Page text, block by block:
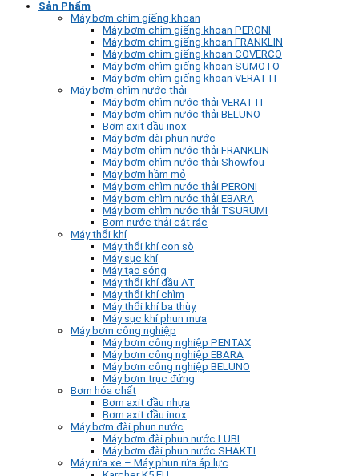
Sản Phẩm
Máy bơm chìm giếng khoan
Máy bơm chìm giếng khoan PERONI
Máy bơm chìm giếng khoan FRANKLIN
Máy bơm chìm giếng khoan COVERCO
Máy bơm chìm giếng khoan SUMOTO
Máy bơm chìm giếng khoan VERATTI
Máy bơm chìm nước thải
Máy bơm chìm nước thải VERATTI
Máy bơm chìm nước thải BELUNO
Bơm axit đầu inox
Máy bơm đài phun nước
Máy bơm chìm nước thải FRANKLIN
Máy bơm chìm nước thải Showfou
Máy bơm hầm mỏ
Máy bơm chìm nước thải PERONI
Máy bơm chìm nước thải EBARA
Máy bơm chìm nước thải TSURUMI
Bơm nước thải cắt rác
Máy thổi khí
Máy thổi khí con sò
Máy sục khí
Máy tạo sóng
Máy thổi khí đầu AT
Máy thổi khí chìm
Máy thổi khí ba thùy
Máy sục khí phun mưa
Máy bơm công nghiệp
Máy bơm công nghiệp PENTAX
Máy bơm công nghiệp EBARA
Máy bơm công nghiệp BELUNO
Máy bơm trục đứng
Bơm hóa chất
Bơm axit đầu nhựa
Bơm axit đầu inox
Máy bơm đài phun nước
Máy bơm đài phun nước LUBI
Máy bơm đài phun nước SHAKTI
Máy rửa xe – Máy phun rửa áp lực